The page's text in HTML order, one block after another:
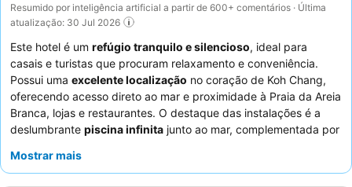
Resumido por inteligência artificial a partir de 600+ comentários · Última
atualização: 30 Jul 2026
Este hotel é um refúgio tranquilo e silencioso, ideal para
casais e turistas que procuram relaxamento e conveniência.
Possui uma excelente localização no coração de Koh Chang,
oferecendo acesso direto ao mar e proximidade à Praia da Areia
Branca, lojas e restaurantes. O destaque das instalações é a
deslumbrante piscina infinita junto ao mar, complementada por
hóspedes. Os hóspedes elogiam consistentemente os
Mostrar mais